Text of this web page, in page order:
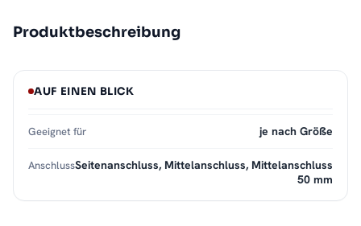
Produktbeschreibung
AUF EINEN BLICK
Geeignet für je nach Größe
AnschlussSeitenanschluss, Mittelanschluss, Mittelanschluss
50 mm